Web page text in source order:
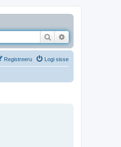
Otsi
Logi sisse
Registreeru